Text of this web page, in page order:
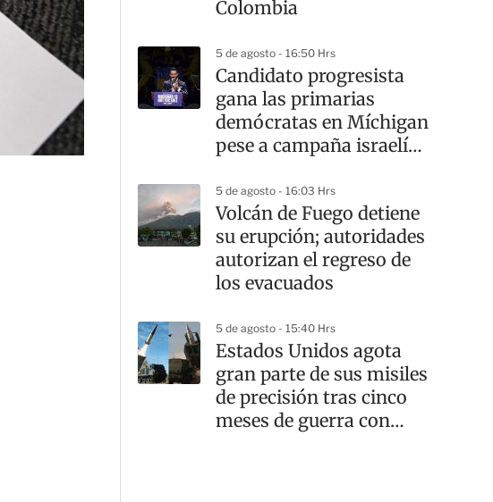
Colombia
5 de agosto - 16:50 Hrs
Candidato progresista
gana las primarias
demócratas en Míchigan
pese a campaña israelí
5 de agosto - 16:03 Hrs
Volcán de Fuego detiene
su erupción; autoridades
autorizan el regreso de
los evacuados
5 de agosto - 15:40 Hrs
Estados Unidos agota
gran parte de sus misiles
de precisión tras cinco
meses de guerra con